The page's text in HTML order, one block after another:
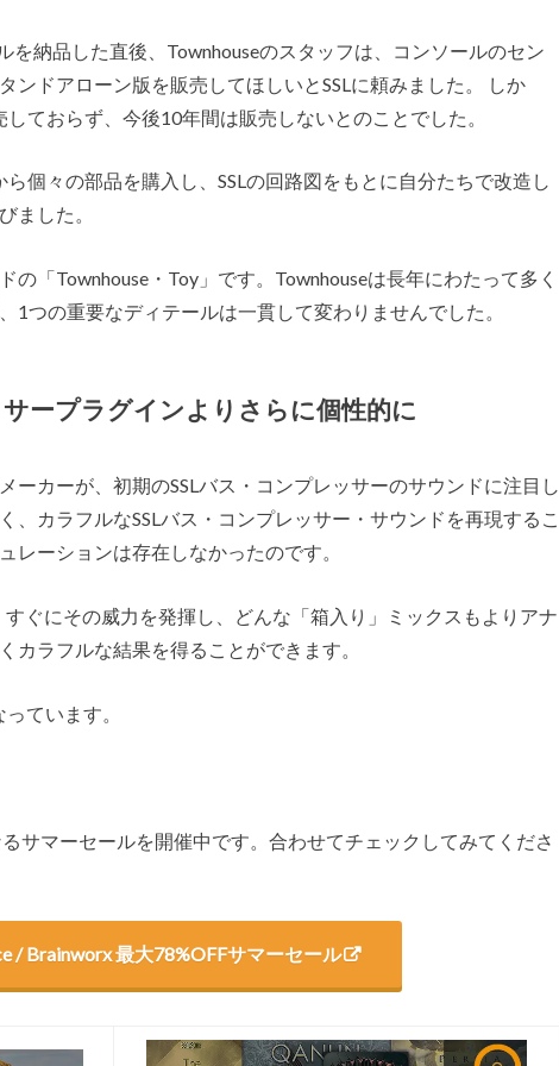
を納品した直後、Townhouseのスタッフは、コンソールのセン
ンドアローン版を販売してほしいとSSLに頼みました。
しか
ておらず、今後10年間は販売しないとのことでした。
個々の部品を購入し、SSLの回路図をもとに自分たちで改造し
ました。
の「Townhouse・Toy」です。Townhouseは長年にわたって多く
1つの重要なディテールは一貫して変わりませんでした。
ープラグインよりさらに個性的に
ーカーが、初期のSSLバス・コンプレッサーのサウンドに注目し
、カラフルなSSLバス・コンプレッサー・サウンドを再現するこ
レーションは存在しなかったのです。
ぐにその威力を発揮し、どんな「箱入り」ミックスもよりアナ
カラフルな結果を得ることができます。
ています。
サマーセールを開催中です。合わせてチェックしてみてくださ
/ Brainworx 最大78%OFFサマーセール